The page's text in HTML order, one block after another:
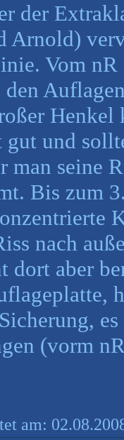
der
Arnold)
Vom
und
man seine
Bis zum
nach
dort aber
(vorm
am: